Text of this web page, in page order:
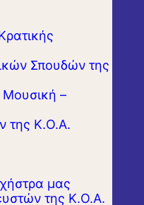
Σπουδών της
–
της Κ.Ο.Α.
μας
της Κ.Ο.Α.